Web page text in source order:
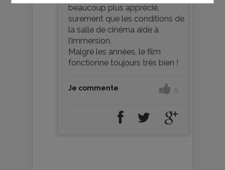
beaucoup plus apprécié,
surement que les conditions de
la salle de cinéma aide à
l’immersion.
Malgré les années, le film
fonctionne toujours très bien !
Je commente 0